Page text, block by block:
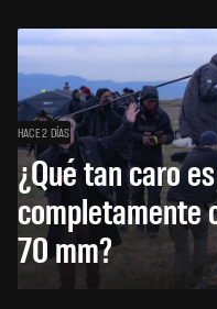
HACE 2 DÍAS
¿Qué tan caro
completamente
70 mm?